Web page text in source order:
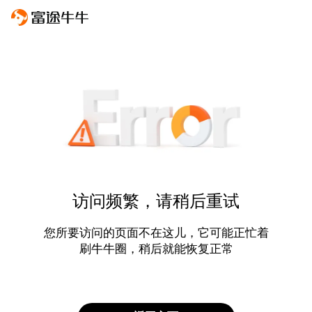
访问频繁，请稍后重试
您所要访问的页面不在这儿，它可能正忙着
刷牛牛圈，稍后就能恢复正常